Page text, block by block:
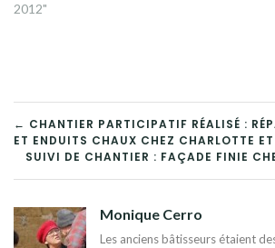
2012"
NAVIGATION
DE
L’ARTICLE
← CHANTIER PARTICIPATIF RÉALISÉ :
ET ENDUITS CHAUX CHEZ CHARLOTTE
SUIVI DE CHANTIER : FAÇADE FINIE
Monique Cerro
Les anciens bâtisseurs étaient